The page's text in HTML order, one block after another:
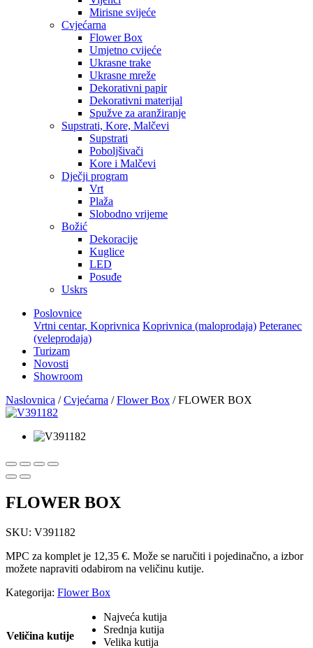
Mirisne svijeće
Cvjećarna
Flower Box
Umjetno cvijeće
Ukrasne trake
Ukrasne mreže
Dekorativni papir
Dekorativni materijal
Spužve za aranžiranje
Supstrati, Kore, Malčevi
Supstrati
Poboljšivači
Kore i Malčevi
Dječji program
Vrt
Plaža
Slobodno vrijeme
Božić
Dekoracije
Kuglice
LED
Posuđe
Uskrs
Poslovnice
Vrtni centar, Koprivnica Koprivnica (maloprodaja) Peteranec
(veleprodaja)
Turizam
Novosti
Showroom
Naslovnica /Cvjećarna /Flower Box / FLOWER BOX
FLOWER BOX
SKU: V391182
MPC za komplet je 12,35 €. Može se naručiti i pojedinačno, a izbor
možete napraviti odabirom na veličinu kutije.
Kategorija: Flower Box
Veličina kutije
Najveća kutija
Srednja kutija
Velika kutija